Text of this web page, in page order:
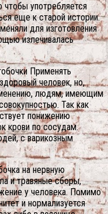
чтобы употребляется
еще к старой истории.
для изготовления
излечивалась
Применять
человек, но,
людям, имеющим
Так как
понижению
крови по сосудам.
с варикозным
на нервную
и травяные сборы,
у человека. Помимо
и нормализуется